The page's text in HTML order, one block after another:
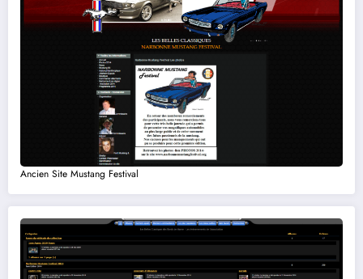
Ancien Site Mustang Festival